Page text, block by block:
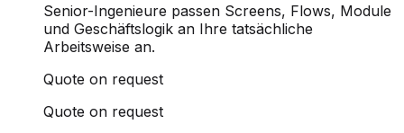
Senior-Ingenieure passen Screens, Flows, Module
und Geschäftslogik an Ihre tatsächliche
Arbeitsweise an.
Quote on request
Quote on request